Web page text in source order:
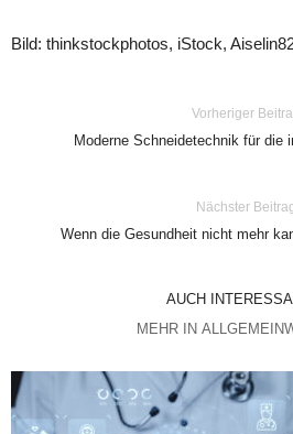
Bild: thinkstockphotos, iStock,
Vorheriger
Moderne Schneidetechnik für die
Nächster
Wenn die Gesundheit nicht mehr
AUCH
MEHR IN